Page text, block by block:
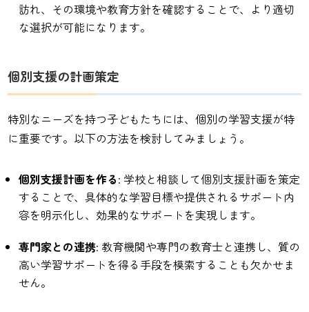
訪れ、その環境や教育方針を確認することで、より適切
な選択が可能になります。
個別支援の計画策定
特別なニーズを持つ子どもたちには、個別の学習支援が特
に重要です。以下の方法を検討してみましょう。
個別支援計画を作る: 学校と相談して個別支援計画を策定
することで、具体的な学習目標や提供されるサポート内
容を明示化し、効果的なサポートを実現します。
専門家との連携: 教育機関や専門の教育士と連携し、質の
高い学習サポートを得る手段を模索することも欠かせま
せん。